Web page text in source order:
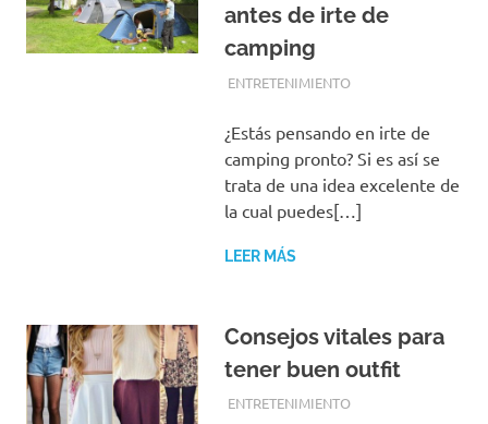
antes de irte de
camping
AGOSTO 28, 2019
REDACCIONES
ENTRETENIMIENTO
¿Estás pensando en irte de
camping pronto? Si es así se
trata de una idea excelente de
la cual puedes[…]
LEER MÁS
Consejos vitales para
tener buen outfit
JULIO 12, 2019
EQUIPO DE REDACCIÓN
ENTRETENIMIENTO